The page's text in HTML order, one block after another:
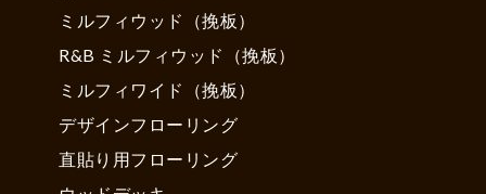
ミルフィウッド（挽板）
R&B ミルフィウッド（挽板）
ミルフィワイド（挽板）
デザインフローリング
直貼り用フローリング